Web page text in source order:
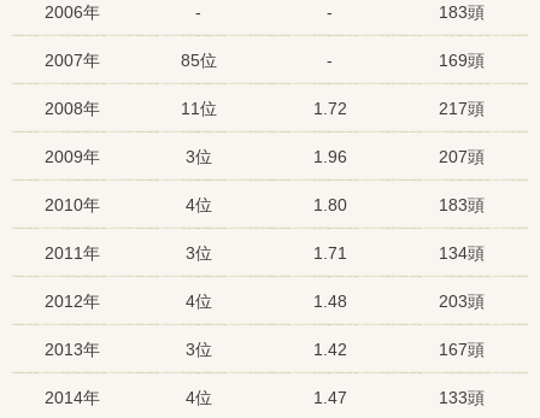
2006年 - - 183頭
2007年 85位 - 169頭
2008年 11位 1.72 217頭
2009年 3位 1.96 207頭
2010年 4位 1.80 183頭
2011年 3位 1.71 134頭
2012年 4位 1.48 203頭
2013年 3位 1.42 167頭
2014年 4位 1.47 133頭